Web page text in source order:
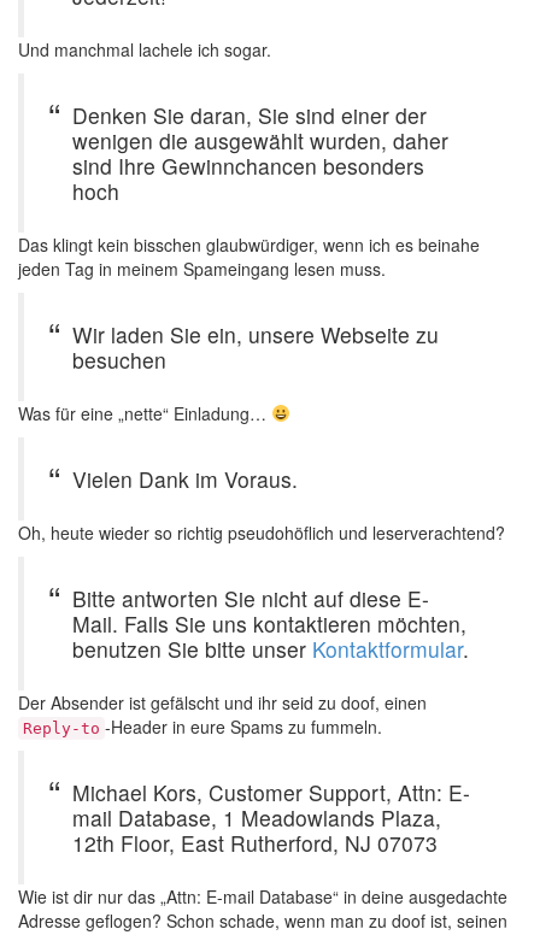
Und manchmal lachele ich sogar.
Denken Sie daran, Sie sind einer der
wenigen die ausgewählt wurden, daher
sind Ihre Gewinnchancen besonders
hoch
Das klingt kein bisschen glaubwürdiger, wenn ich es beinahe
jeden Tag in meinem Spameingang lesen muss.
Wir laden Sie ein, unsere Webseite zu
besuchen
Was für eine „nette“ Einladung…
Vielen Dank im Voraus.
Oh, heute wieder so richtig pseudohöflich und leserverachtend?
Bitte antworten Sie nicht auf diese E-
Mail. Falls Sie uns kontaktieren möchten,
benutzen Sie bitte unser Kontaktformular.
Der Absender ist gefälscht und ihr seid zu doof, einen
Reply-to -Header in eure Spams zu fummeln.
Michael Kors, Customer Support, Attn: E-
mail Database, 1 Meadowlands Plaza,
12th Floor, East Rutherford, NJ 07073
Wie ist dir nur das „Attn: E-mail Database“ in deine ausgedachte
Adresse geflogen? Schon schade, wenn man zu doof ist, seinen